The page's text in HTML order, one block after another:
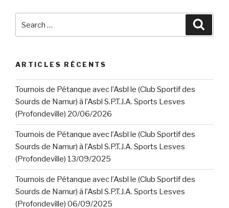
for:
ARTICLES RÉCENTS
Tournois de Pétanque avec l’Asbl le (Club Sportif des
Sourds de Namur) à l’Asbl S.P.T.J.A. Sports Lesves
(Profondeville) 20/06/2026
Tournois de Pétanque avec l’Asbl le (Club Sportif des
Sourds de Namur) à l’Asbl S.P.T.J.A. Sports Lesves
(Profondeville) 13/09/2025
Tournois de Pétanque avec l’Asbl le (Club Sportif des
Sourds de Namur) à l’Asbl S.P.T.J.A. Sports Lesves
(Profondeville) 06/09/2025